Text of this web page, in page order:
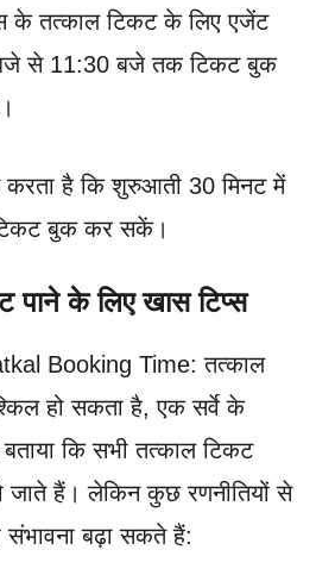
के तत्काल टिकट के लिए एजेंट
से 11:30 बजे तक टिकट बुक
करता है कि शुरुआती 30 मिनट में
टिकट बुक कर सकें।
पाने के लिए खास टिप्स
Booking Time: तत्काल
हो सकता है, एक सर्वे के
कि सभी तत्काल टिकट
जाते हैं। लेकिन कुछ रणनीतियों से
बढ़ा सकते हैं: